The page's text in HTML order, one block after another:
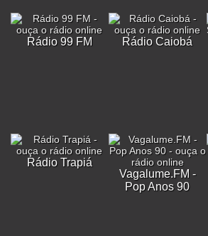
Rádio 99 FM
Rádio Caiobá
Rádio Trapiá
Vagalume.FM -
Pop Anos 90